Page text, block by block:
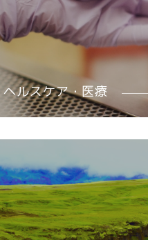
ヘルスケア・医療